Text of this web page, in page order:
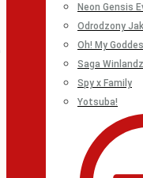
Neon Gensis
Odrodzony
Oh! My
Saga
Spy x Family
Yotsuba!